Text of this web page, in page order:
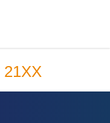
21XX